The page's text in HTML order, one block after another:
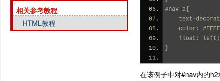
相关参考教程
HTML教程
#nav a{
text-
color:
    float: left;
}
在该例子中对#nav内的